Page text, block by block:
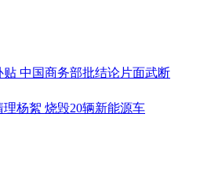
中国商务部批结论片面武断
理杨絮 烧毁20辆新能源车